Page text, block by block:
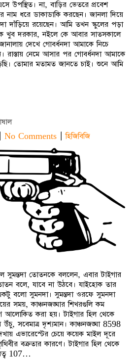
উপস্থিত। না, বাড়ির ভেতরে প্রবেশ
নাম ধরে ডাকাডাকি করছেন। জানলা দিয়ে
দাঁড়িয়ে রয়েছেন। আমি তখন স্কুলের পড়া
খুব দরকার, নইলে কে আবার সাতসকালে
দেখে গোবর্ধনদা আমাকে নিচে
রাস্তায় নেমে আসার পর গোবর্ধনদা আমাকে
তোমার মতামত জানতে চাই। শুনে আমি
No Comments |হিজিবিজি
সুমন্তদা তোতনকে বললেন, এবার টাইগার
বলে, যাবে না উঠবে। যাইহোক তার
বলো সুমনদা। সুমন্তদা ওরফে সুমনদা
সময়, কাঞ্চনজঙ্ঘার শিখরগুলি কম
আলোকিত করা হয়। টাইগার হিল থেকে
সবেমাত্র দৃশ্যমান। কাঞ্চনজঙ্ঘা 8598
এভারেস্টের চেয়ে কয়েক মাইল দূরে
বক্রতার কারণে। টাইগার হিল থেকে
107…